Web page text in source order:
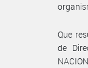
Que
de